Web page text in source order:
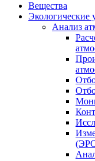
Вещества
Экологические
Анализ